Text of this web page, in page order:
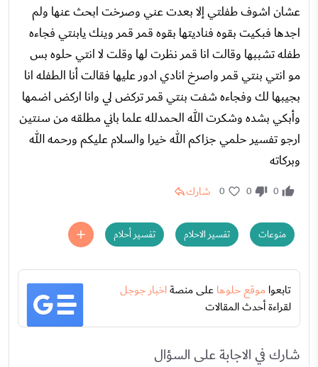
عشان اشوف طفلتي إلا بعدت عني وصرخت ابحث عنها ولم
اجدها فبكيت بقوه فناديتها بقوه قمر قمر وينك يابنتي فجاءه
طفله تشببها وقالت انا قمر نظرت لها وقلت لا انتي حلوه بس
مو انتي بنتي قمر واصرخ انادي ادور عليها فقالت أنا الطفله انا
بجيبها لك وفجاءه شفت بنتي قمر تركض لي وانا اركض اضمها
وأبكي بشده وشكرت الله الحمدلله علما باني مطلقه من سنتين
ارجو تفسير حلمي جزاكم الله خيرا والسلام عليكم ورحمه الله
وبركاته
0
0
0 شارك
منوعات تفسير الاحلام تفسير أحلام
تابعواموقع حلوهاعلى منصةاخبار جوجل
لقراءة أحدث المقالات
شارك في الاجابة على السؤال